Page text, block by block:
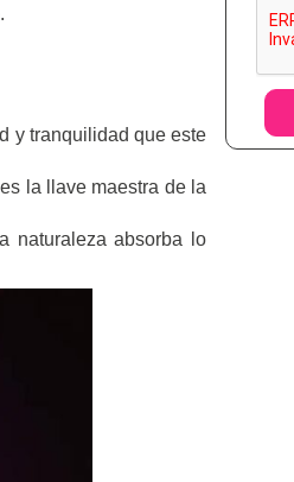
y tranquilidad que este
la llave maestra de la
naturaleza absorba lo